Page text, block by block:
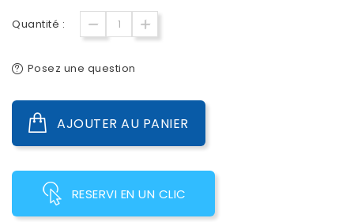
Quantité :
Posez une question
AJOUTER AU PANIER
RESERVI EN UN CLIC